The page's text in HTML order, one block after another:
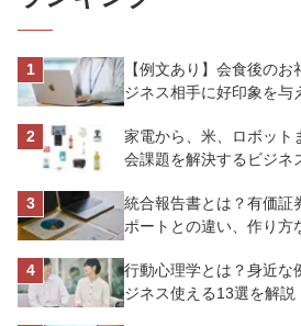
【例文あり】会食後のお
ジネス相手に好印象を与
家電から、米、ロボット
会課題を解決するビジネ
統合報告書とは？有価証
ポートとの違い、作り方
行動心理学とは？身近な
ジネス使える13選を解説